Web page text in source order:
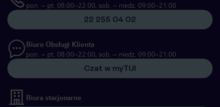
pon. – pt. 08:00–22:00, sob. – niedz. 09:00–21:00
22 255 04 02
Biuro Obsługi Klienta
pon. – pt. 08:00–22:00, sob. – niedz. 09:00–21:00
Czat w myTUI
Biura stacjonarne